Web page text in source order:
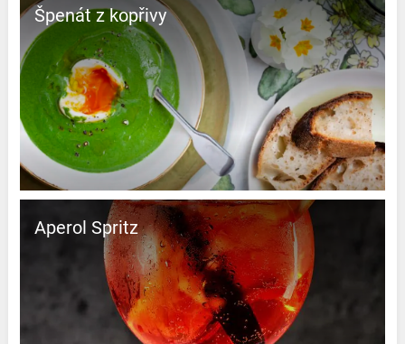
Špenát z kopřivy
Aperol Spritz